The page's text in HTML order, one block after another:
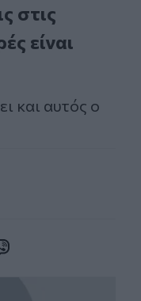
στις
είναι
και αυτός ο